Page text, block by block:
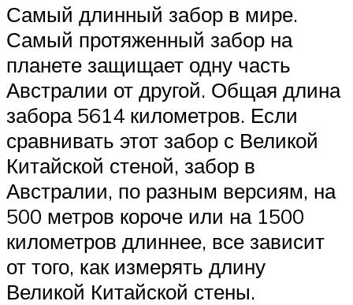
Самый длинный забор в мире.
Самый протяженный забор на
планете защищает одну часть
Австралии от другой. Общая длина
забора 5614 километров. Если
сравнивать этот забор с Великой
Китайской стеной, забор в
Австралии, по разным версиям, на
500 метров короче или на 1500
километров длиннее, все зависит
от того, как измерять длину
Великой Китайской стены.